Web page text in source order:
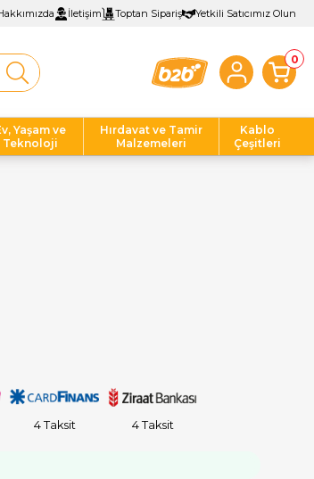
İletişim Toptan Sipariş Yetkili Satıcımız Olun
0
Yaşam ve
Teknoloji
Hırdavat ve Tamir
Malzemeleri
Kablo
Çeşitleri
4 Taksit 4 Taksit